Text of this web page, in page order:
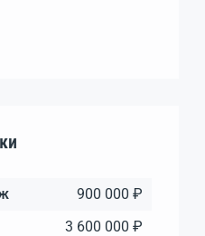
900 000 ₽
3 600 000 ₽